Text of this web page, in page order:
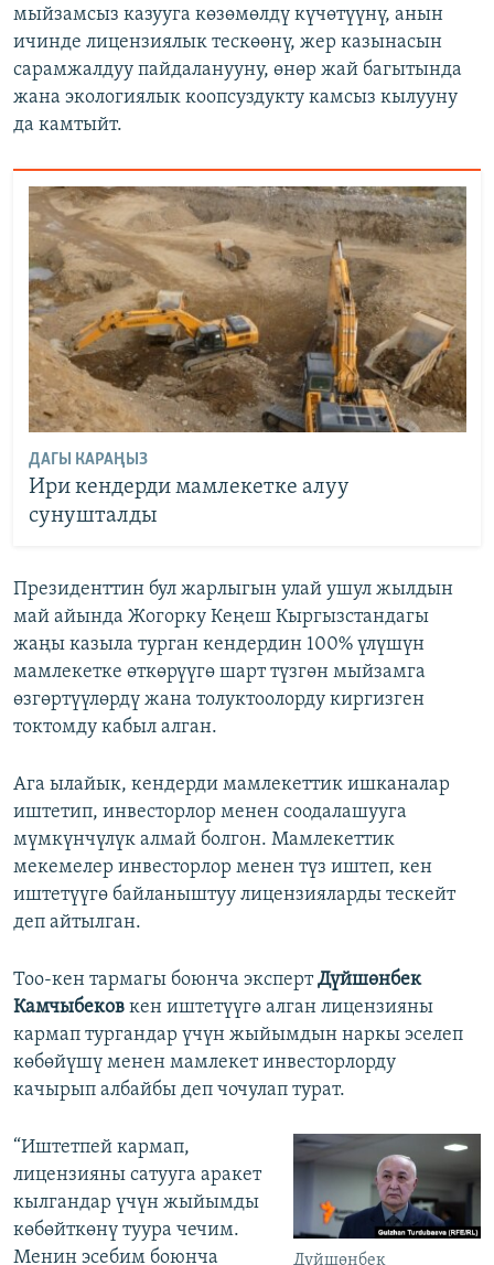
мыйзамсыз казууга көзөмөлдү күчөтүүнү, анын
ичинде лицензиялык тескөөнү, жер казынасын
сарамжалдуу пайдаланууну, өнөр жай багытында
жана экологиялык коопсуздукту камсыз кылууну
да камтыйт.
ДАГЫ КАРАҢЫЗ
Ири кендерди мамлекетке алуу
сунушталды
Президенттин бул жарлыгын улай ушул жылдын
май айында Жогорку Кеңеш Кыргызстандагы
жаңы казыла турган кендердин 100% үлүшүн
мамлекетке өткөрүүгө шарт түзгөн мыйзамга
өзгөртүүлөрдү жана толуктоолорду киргизген
токтомду кабыл алган.
Ага ылайык, кендерди мамлекеттик ишканалар
иштетип, инвесторлор менен соодалашууга
мүмкүнчүлүк алмай болгон. Мамлекеттик
мекемелер инвесторлор менен түз иштеп, кен
иштетүүгө байланыштуу лицензияларды тескейт
деп айтылган.
Тоо-кен тармагы боюнча экспертДүйшөнбек
Камчыбеков кен иштетүүгө алган лицензияны
кармап тургандар үчүн жыйымдын наркы эселеп
көбөйүшү менен мамлекет инвесторлорду
качырып албайбы деп чочулап турат.
Дүйшөнбек
“Иштетпей кармап,
лицензияны сатууга аракет
кылгандар үчүн жыйымды
көбөйткөнү туура чечим.
Менин эсебим боюнча